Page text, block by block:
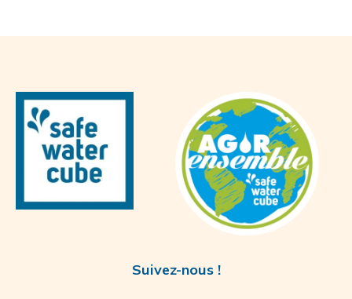
Suivez-nous !